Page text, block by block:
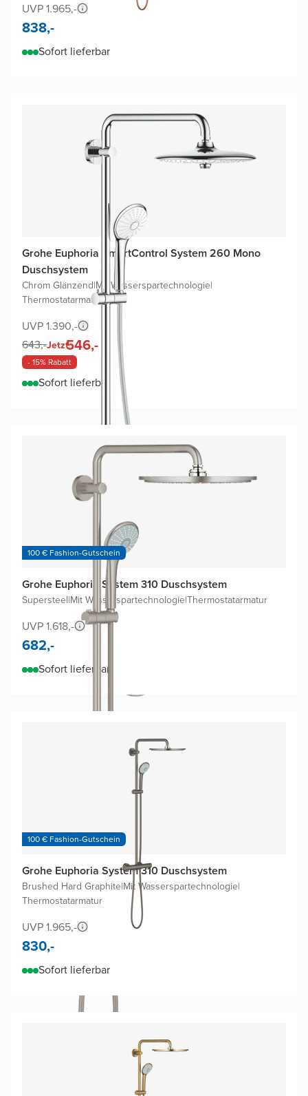
UVP 1.965,-
838,-
Sofort lieferbar
Grohe Euphoria SmartControl System 260 Mono
Duschsystem
Chrom Glänzend|Mit Wasserspartechnologie|
Thermostatarmatur
UVP 1.390,-
643,-Jetzt546,-
- 15% Rabatt
Sofort lieferbar
100 € Fashion-Gutschein
Grohe Euphoria System 310 Duschsystem
Supersteel|Mit Wasserspartechnologie|Thermostatarmatur
UVP 1.618,-
682,-
Sofort lieferbar
100 € Fashion-Gutschein
Grohe Euphoria System 310 Duschsystem
Brushed Hard Graphite|Mit Wasserspartechnologie|
Thermostatarmatur
UVP 1.965,-
830,-
Sofort lieferbar